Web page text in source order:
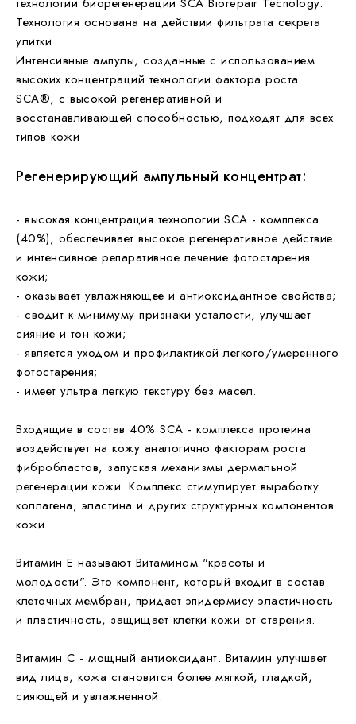
Технология основана на действии фильтрата секрета
улитки.
Интенсивные ампулы, созданные с использованием
высоких концентраций технологии фактора роста
SCA®, с высокой регенеративной и
восстанавливающей способностью, подходят для всех
типов кожи
Регенерирующий ампульный концентрат:
- высокая концентрация технологии SCA - комплекса
(40%), обеспечивает высокое регенеративное действие
и интенсивное репаративное лечение фотостарения
кожи;
- оказывает увлажняющее и антиоксидантное свойства;
- сводит к минимуму признаки усталости, улучшает
сияние и тон кожи;
- является уходом и профилактикой легкого/умеренного
фотостарения;
- имеет ультра легкую текстуру без масел.
Входящие в состав 40% SCA - комплекса протеина
воздействует на кожу аналогично факторам роста
фибробластов, запуская механизмы дермальной
регенерации кожи. Комплекс стимулирует выработку
коллагена, эластина и других структурных компонентов
кожи.
Витамин Е называют Витамином "красоты и
молодости". Это компонент, который входит в состав
клеточных мембран, придает эпидермису эластичность
и пластичность, защищает клетки кожи от старения.
Витамин С - мощный антиоксидант. Витамин улучшает
вид лица, кожа становится более мягкой, гладкой,
сияющей и увлажненной.